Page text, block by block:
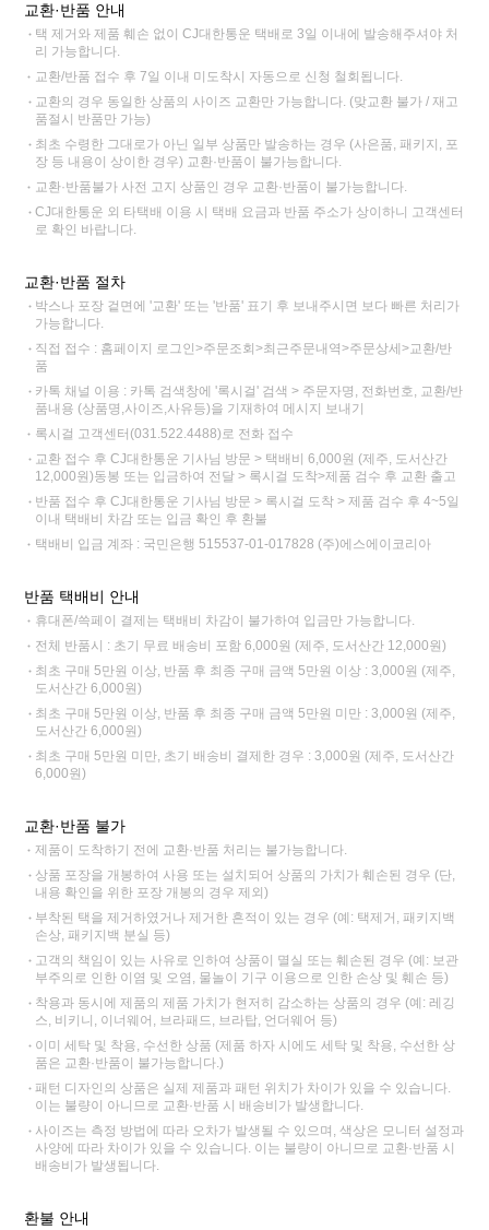
교환·반품 안내
택 제거와 제품 훼손 없이 CJ대한통운 택배로 3일 이내에 발송해주셔야 처
리 가능합니다.
교환/반품 접수 후 7일 이내 미도착시 자동으로 신청 철회됩니다.
교환의 경우 동일한 상품의 사이즈 교환만 가능합니다. (맞교환 불가 / 재고
품절시 반품만 가능)
최초 수령한 그대로가 아닌 일부 상품만 발송하는 경우 (사은품, 패키지, 포
장 등 내용이 상이한 경우) 교환·반품이 불가능합니다.
교환·반품불가 사전 고지 상품인 경우 교환·반품이 불가능합니다.
CJ대한통운 외 타택배 이용 시 택배 요금과 반품 주소가 상이하니 고객센터
로 확인 바랍니다.
교환·반품 절차
박스나 포장 겉면에 '교환' 또는 '반품' 표기 후 보내주시면 보다 빠른 처리가
가능합니다.
직접 접수 : 홈페이지 로그인>주문조회>최근주문내역>주문상세>교환/반
품
카톡 채널 이용 : 카톡 검색창에 '록시걸' 검색 > 주문자명, 전화번호, 교환/반
품내용 (상품명,사이즈,사유등)을 기재하여 메시지 보내기
록시걸 고객센터(031.522.4488)로 전화 접수
교환 접수 후 CJ대한통운 기사님 방문 > 택배비 6,000원 (제주, 도서산간
12,000원)동봉 또는 입금하여 전달 > 록시걸 도착>제품 검수 후 교환 출고
반품 접수 후 CJ대한통운 기사님 방문 > 록시걸 도착 > 제품 검수 후 4~5일
이내 택배비 차감 또는 입금 확인 후 환불
택배비 입금 계좌 : 국민은행 515537-01-017828 (주)에스에이코리아
반품 택배비 안내
휴대폰/쓱페이 결제는 택배비 차감이 불가하여 입금만 가능합니다.
전체 반품시 : 초기 무료 배송비 포함 6,000원 (제주, 도서산간 12,000원)
최초 구매 5만원 이상, 반품 후 최종 구매 금액 5만원 이상 : 3,000원 (제주,
도서산간 6,000원)
최초 구매 5만원 이상, 반품 후 최종 구매 금액 5만원 미만 : 3,000원 (제주,
도서산간 6,000원)
최초 구매 5만원 미만, 초기 배송비 결제한 경우 : 3,000원 (제주, 도서산간
6,000원)
교환·반품 불가
제품이 도착하기 전에 교환·반품 처리는 불가능합니다.
상품 포장을 개봉하여 사용 또는 설치되어 상품의 가치가 훼손된 경우 (단,
내용 확인을 위한 포장 개봉의 경우 제외)
부착된 택을 제거하였거나 제거한 흔적이 있는 경우 (예: 택제거, 패키지백
손상, 패키지백 분실 등)
고객의 책임이 있는 사유로 인하여 상품이 멸실 또는 훼손된 경우 (예: 보관
부주의로 인한 이염 및 오염, 물놀이 기구 이용으로 인한 손상 및 훼손 등)
착용과 동시에 제품의 제품 가치가 현저히 감소하는 상품의 경우 (예: 레깅
스, 비키니, 이너웨어, 브라패드, 브라탑, 언더웨어 등)
이미 세탁 및 착용, 수선한 상품 (제품 하자 시에도 세탁 및 착용, 수선한 상
품은 교환·반품이 불가능합니다.)
패턴 디자인의 상품은 실제 제품과 패턴 위치가 차이가 있을 수 있습니다.
이는 불량이 아니므로 교환·반품 시 배송비가 발생합니다.
사이즈는 측정 방법에 따라 오차가 발생될 수 있으며, 색상은 모니터 설정과
사양에 따라 차이가 있을 수 있습니다. 이는 불량이 아니므로 교환·반품 시
배송비가 발생됩니다.
환불 안내